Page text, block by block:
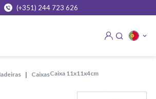
(+351) 244 723 626
madeiras caixas caixa 11x11x4cm